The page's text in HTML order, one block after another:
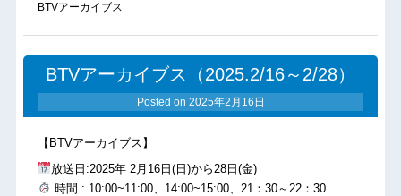
BTVアーカイブス
BTVアーカイブス（2025.2/16～2/28）
Posted on 2025年2月16日
【BTVアーカイブス】
放送日:2025年 2月16日(日)から28日(金)
時間 : 10:00~11:00、14:00~15:00、21：30～22：30